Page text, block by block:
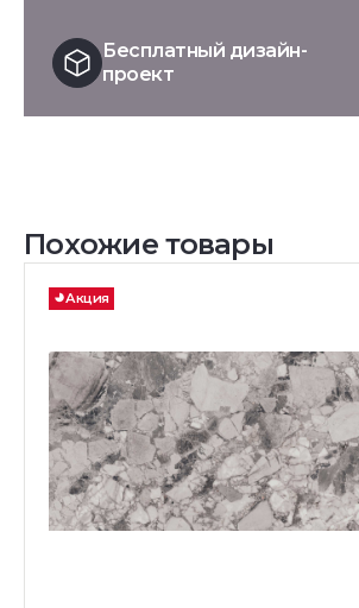
Бесплатный дизайн-
проект
Похожие товары
Акция